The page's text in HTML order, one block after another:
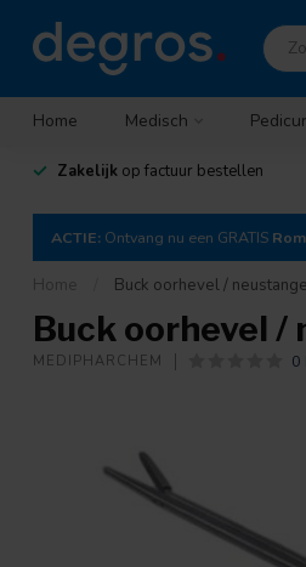
Home Medisch
Zakelijk op factuur bestellen
ACTIE: Ontvang nu een GRATIS
Home Buck oorhevel /
Buck oorhevel /
MEDIPHARCHEM 0